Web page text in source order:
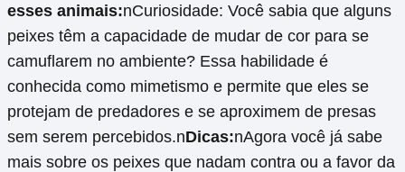
esses animais:nCuriosidade: Você sabia que alguns
peixes têm a capacidade de mudar de cor para se
camuflarem no ambiente? Essa habilidade é
conhecida como mimetismo e permite que eles se
protejam de predadores e se aproximem de presas
sem serem percebidos.nDicas:nAgora você já sabe
mais sobre os peixes que nadam contra ou a favor da